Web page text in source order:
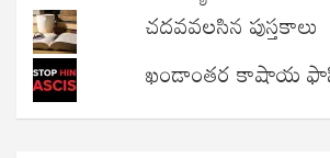
చదవవలసిన పుస్తకాలు
ఖండాంతర కాషాయ